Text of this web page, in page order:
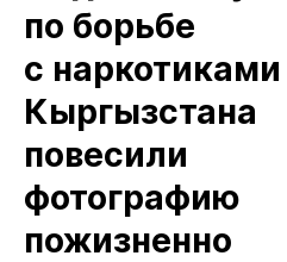
по борьбе
с
Кыргызстана
повесили
фотографию
пожизненно